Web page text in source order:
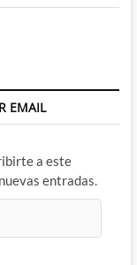
EMAIL
a este
entradas.